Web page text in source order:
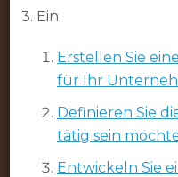
3. Ein
Erstellen Sie
für Ihr
Definieren Sie
tätig sein
Entwickeln Sie